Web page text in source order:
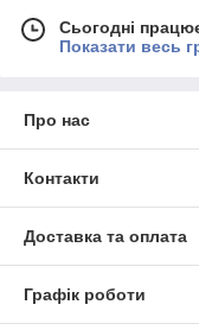
Сьогодні
Показати весь
Про нас
Контакти
Доставка та оплата
Графік роботи